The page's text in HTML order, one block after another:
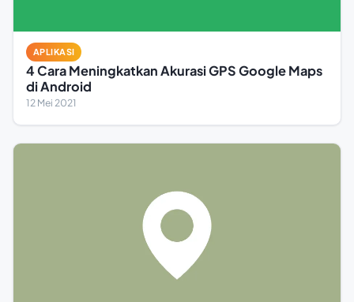
APLIKASI
4 Cara Meningkatkan Akurasi GPS Google Maps
di Android
12 Mei 2021